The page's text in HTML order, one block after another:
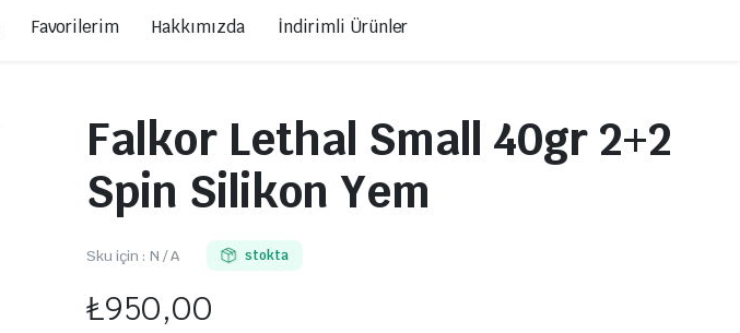
Favorilerim Hakkımızda İndirimli Ürünler
Falkor Lethal Small 40gr 2+2
Spin Silikon Yem
Sku için : N / A stokta
₺950,00